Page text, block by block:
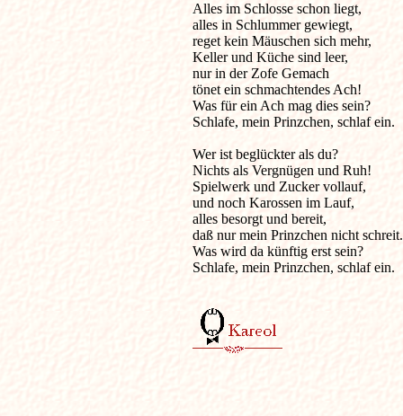
Alles im Schlosse schon liegt,
alles in Schlummer gewiegt,
reget kein Mäuschen sich mehr,
Keller und Küche sind leer,
nur in der Zofe Gemach
tönet ein schmachtendes Ach!
Was für ein Ach mag dies sein?
Schlafe, mein Prinzchen, schlaf ein.
Wer ist beglückter als du?
Nichts als Vergnügen und Ruh!
Spielwerk und Zucker vollauf,
und noch Karossen im Lauf,
alles besorgt und bereit,
daß nur mein Prinzchen nicht
Was wird da künftig erst sein?